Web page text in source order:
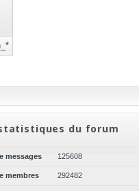
du forum
messages 125608
membres 292482